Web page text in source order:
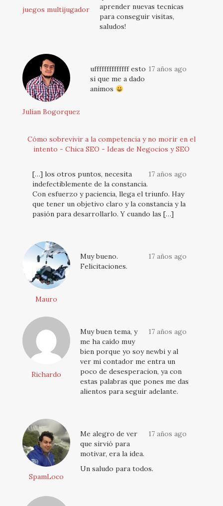
juegos multijugador
aprender nuevas tecnicas
para conseguir visitas,
saludos!
Julian Bogorquez
17 años ago
uffffffffffffff esto
si que me a dado
animos
Cómo sobrevivir a la competencia y no morir en el
intento - Chica SEO - Ideas de Negocios y SEO
17 años ago
[…] los otros puntos, necesita
indefectiblemente de la constancia.
Con esfuerzo y paciencia, llega el triunfo. Hay
que tener un objetivo claro y la constancia y la
pasión para desarrollarlo. Y cuando las […]
Mauro
17 años ago
Muy bueno.
Felicitaciones.
Richardo
17 años ago
Muy buen tema, y
me ha caido muy
bien porque yo soy newbi y al
ver mi contador me entra un
poco de desesperacion, ya con
estas palabras que pones me das
alientos para seguir adelante.
SpamLoco
17 años ago
Me alegro de ver
que sirvió para
motivar, era la idea.
Un saludo para todos.